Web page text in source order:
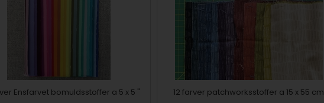
Ensfarvet bomuldsstoffer a 5 x 5 " 12 farver patchworksstoffer a 15 x 55 cm